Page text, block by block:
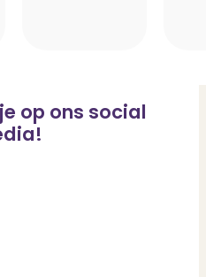
op ons social